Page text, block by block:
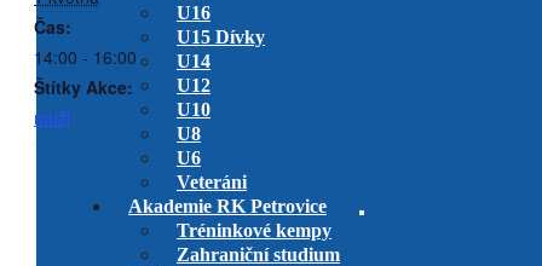
U16
U15 Dívky
U14
U12
U10
U8
U6
Veteráni
Akademie RK Petrovice
Tréninkové kempy
Zahraniční studium
Čas:
14:00 - 16:00
Štítky Akce:
muži
RC Tatra Smíchov B vs. RK
Petrovice
venkovní utkáníU14
Petrovice
venkovní utkání